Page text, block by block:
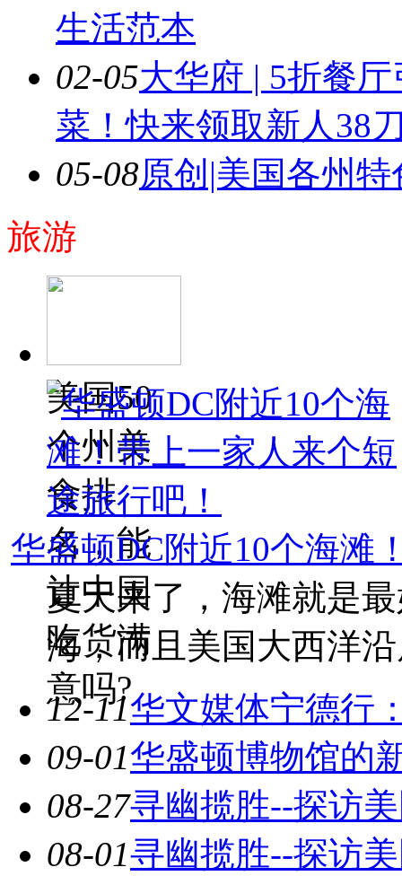
生活范本
02-05大华府 | 5折餐
菜！快来领取新人38
05-08原创|美国各州
旅游
美国50
个州美
食排
名，能
让中国
吃货满
意吗?
华盛顿DC附近10个海滩
夏天来了，海滩就是
海，而且美国大西洋
12-11华文媒体宁德行
09-01华盛顿博物馆的
08-27寻幽揽胜--探访
08-01寻幽揽胜--探访